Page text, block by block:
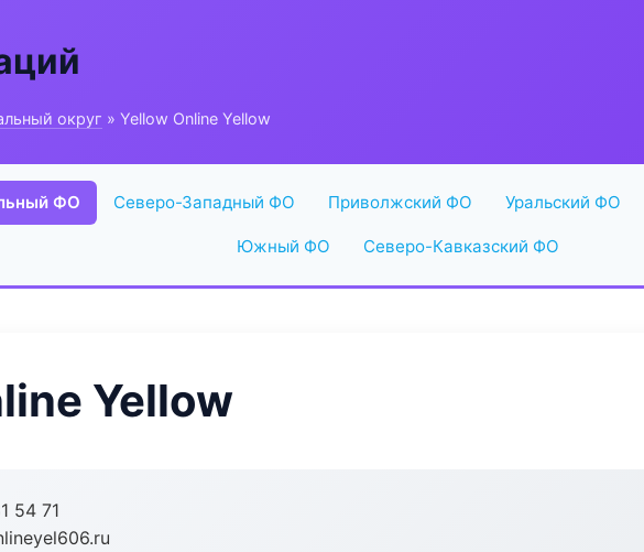
округ » Yellow Online Yellow
ФО Северо-Западный ФО Приволжский ФО Уральский ФО
Южный ФО Северо-Кавказский ФО
Yellow
54 71